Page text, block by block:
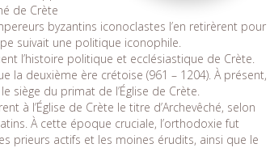
de Crète
byzantins iconoclastes l’en retirèrent pour
suivait une politique iconophile.
l’histoire politique et ecclésiastique de Crète.
la deuxième ère crétoise (961 – 1204). À présent,
siège du primat de l’Église de Crète.
à l’Église de Crète le titre d’Archevêché, selon
À cette époque cruciale, l’orthodoxie fut
prieurs actifs et les moines érudits, ainsi que le